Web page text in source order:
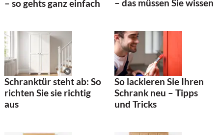
– so gehts ganz einfach
– das müssen Sie wissen
Schranktür steht ab: So
richten Sie sie richtig
aus
So lackieren Sie Ihren
Schrank neu – Tipps
und Tricks